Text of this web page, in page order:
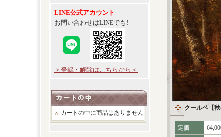
LINE公式アカウント
お問い合わせはLINEでも!
＞登録・解除はこちらから＜
カートの中に商品はありません
クールベ【
定価